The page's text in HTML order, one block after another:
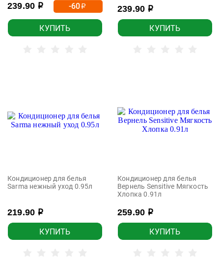
239.90 р -60р
КУПИТЬ
239.90 р
КУПИТЬ
Кондиционер для белья
Sarma нежный уход 0.95л
219.90 р
КУПИТЬ
Кондиционер для белья
Вернель Sensitive Мягкость
Хлопка 0.91л
259.90 р
КУПИТЬ